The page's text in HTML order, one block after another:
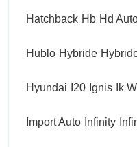
Hatchback Hb Hd
Hublo Hybride
Hyundai I20 Ignis Ik
Import Auto Infinity